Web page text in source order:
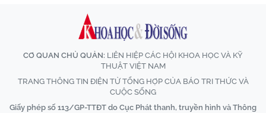
CƠ QUAN CHỦ QUẢN: LIÊN HIỆP CÁC HỘI KHOA HỌC VÀ KỸ
THUẬT VIỆT NAM
TRANG THÔNG TIN ĐIỆN TỬ TỔNG HỢP CỦA BÁO TRI THỨC VÀ
CUỘC SỐNG
Giấy phép số 113/GP-TTĐT do Cục Phát thanh, truyền hình và Thông